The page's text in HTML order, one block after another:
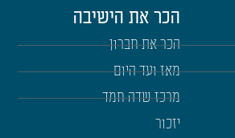
הכר את הישיבה
הכר את חברון
מאז ועד היום
מרכז שדה חמד
יזכור